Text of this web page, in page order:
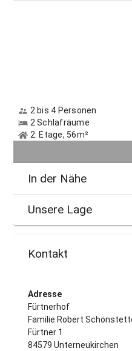
2 bis 4 Personen
2 Schlafräume
2. Etage, 56m²
In der Nähe
Unsere Lage
Kontakt
Adresse
Fürtnerhof
Familie Robert
Fürtner 1
84579 Unterneukirchen